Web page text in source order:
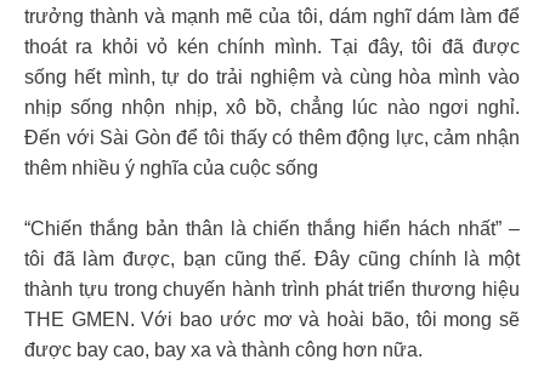
trưởng thành và mạnh mẽ của tôi, dám nghĩ dám làm để
thoát ra khỏi vỏ kén chính mình. Tại đây, tôi đã được
sống hết mình, tự do trải nghiệm và cùng hòa mình vào
nhịp sống nhộn nhịp, xô bồ, chẳng lúc nào ngơi nghỉ.
Đến với Sài Gòn để tôi thấy có thêm động lực, cảm nhận
thêm nhiều ý nghĩa của cuộc sống
“Chiến thắng bản thân là chiến thắng hiển hách nhất” –
tôi đã làm được, bạn cũng thế. Đây cũng chính là một
thành tựu trong chuyến hành trình phát triển thương hiệu
THE GMEN. Với bao ước mơ và hoài bão, tôi mong sẽ
được bay cao, bay xa và thành công hơn nữa.